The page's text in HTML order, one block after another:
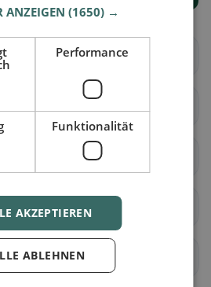
Fischbach
Romoos
Werthenstein
Aesch (LU)
ANZEIGEN(1650) →
Performance
Funktionalität
AKZEPTIEREN
ABLEHNEN